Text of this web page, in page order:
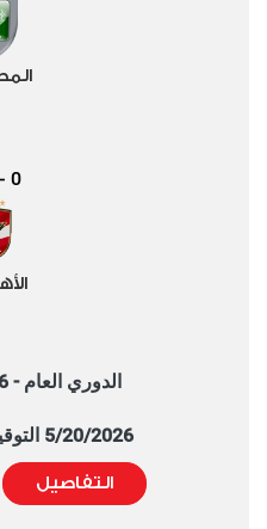
0
-
الدوري العام - 2025/2026
5/20/2026 التوقيت 8:00 PM
التفاصيل